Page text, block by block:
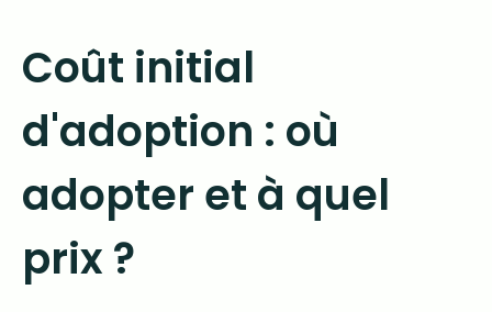
Coût initial
d'adoption : où
adopter et à quel
prix ?